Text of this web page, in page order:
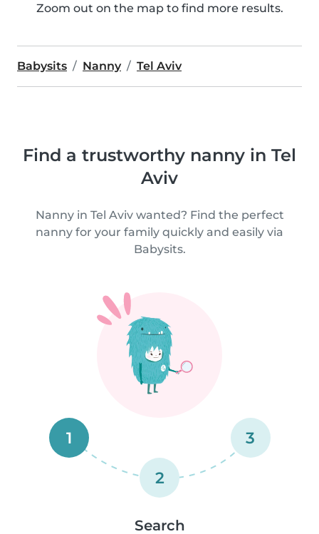
Zoom out on the map to find more results.
Babysits Nanny Tel Aviv
Find a trustworthy nanny in Tel
Aviv
Nanny in Tel Aviv wanted? Find the perfect
nanny for your family quickly and easily via
Babysits.
1
2
3
Search